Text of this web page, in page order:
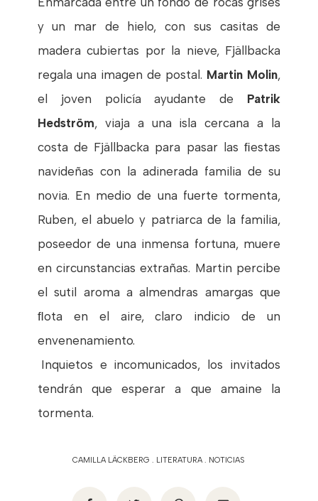
y un mar de hielo, con sus casitas de
madera cubiertas por la nieve, Fjällbacka
regala una imagen de postal. Martin Molin,
el joven policía ayudante de Patrik
Hedström, viaja a una isla cercana a la
costa de Fjällbacka para pasar las ﬁestas
navideñas con la adinerada familia de su
novia. En medio de una fuerte tormenta,
Ruben, el abuelo y patriarca de la familia,
poseedor de una inmensa fortuna, muere
en circunstancias extrañas. Martin percibe
el sutil aroma a almendras amargas que
ﬂota en el aire, claro indicio de un
envenenamiento.
Inquietos e incomunicados, los invitados
tendrán que esperar a que amaine la
tormenta.
CAMILLA LÄCKBERG . LITERATURA. NOTICIAS